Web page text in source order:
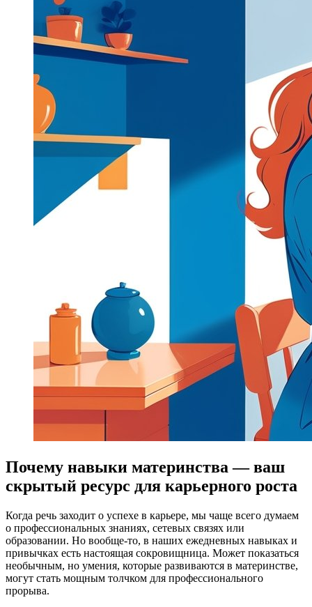
Почему навыки материнства — ваш
скрытый ресурс для карьерного роста
Когда речь заходит о успехе в карьере, мы чаще всего думаем
о профессиональных знаниях, сетевых связях или
образовании. Но вообще-то, в наших ежедневных навыках и
привычках есть настоящая сокровищница. Может показаться
необычным, но умения, которые развиваются в материнстве,
могут стать мощным толчком для профессионального
прорыва.